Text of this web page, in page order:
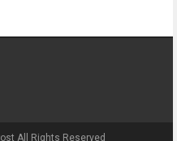
All Rights Reserved.